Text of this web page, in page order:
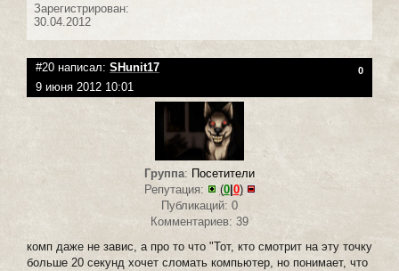
Зарегистрирован:
30.04.2012
#20 написал: SHunit17 0
9 июня 2012 10:01
Группа: Посетители
Репутация:
(0| 0)
Публикаций: 0
Комментариев: 39
комп даже не завис, а про то что "Тот, кто смотрит на эту точку
больше 20 секунд хочет сломать компьютер, но понимает, что